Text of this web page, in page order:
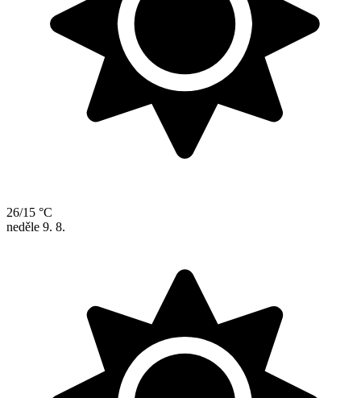
26/15 °C
neděle 9. 8.